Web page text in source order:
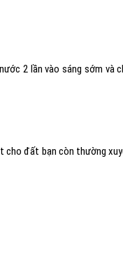
2 lần vào sáng sớm và
đất bạn còn thường